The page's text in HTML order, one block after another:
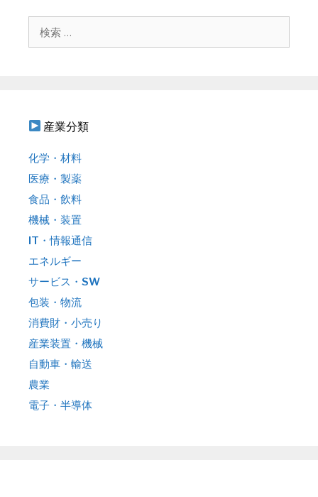
産業分類
化学・材料
医療・製薬
食品・飲料
機械・装置
IT・情報通信
エネルギー
サービス・SW
包装・物流
消費財・小売り
産業装置・機械
自動車・輸送
農業
電子・半導体